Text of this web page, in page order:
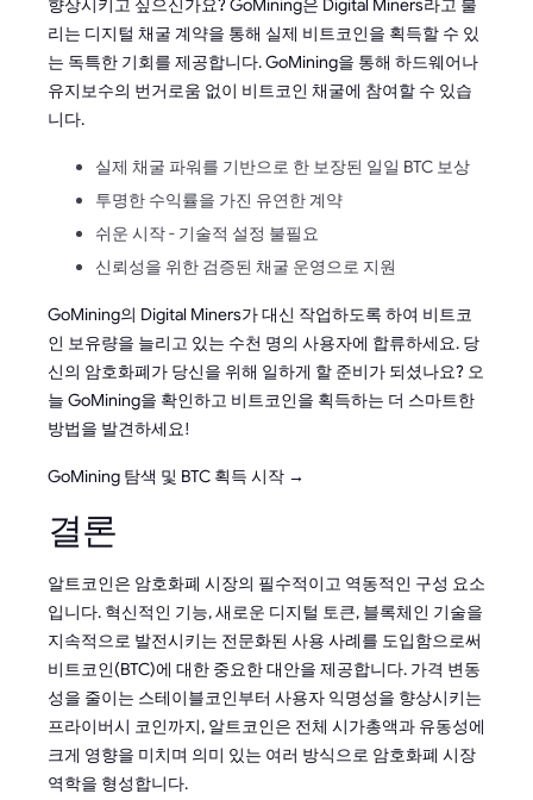
향상시키고 싶으신가요? GoMining은 Digital Miners라고 불
리는 디지털 채굴 계약을 통해 실제 비트코인을 획득할 수 있
는 독특한 기회를 제공합니다. GoMining을 통해 하드웨어나
유지보수의 번거로움 없이 비트코인 채굴에 참여할 수 있습
니다.
실제 채굴 파워를 기반으로 한 보장된 일일 BTC 보상
투명한 수익률을 가진 유연한 계약
쉬운 시작 - 기술적 설정 불필요
신뢰성을 위한 검증된 채굴 운영으로 지원
GoMining의 Digital Miners가 대신 작업하도록 하여 비트코
인 보유량을 늘리고 있는 수천 명의 사용자에 합류하세요. 당
신의 암호화폐가 당신을 위해 일하게 할 준비가 되셨나요? 오
늘 GoMining을 확인하고 비트코인을 획득하는 더 스마트한
방법을 발견하세요!
GoMining 탐색 및 BTC 획득 시작 →
결론
알트코인은 암호화폐 시장의 필수적이고 역동적인 구성 요소
입니다. 혁신적인 기능, 새로운 디지털 토큰, 블록체인 기술을
지속적으로 발전시키는 전문화된 사용 사례를 도입함으로써
비트코인(BTC)에 대한 중요한 대안을 제공합니다. 가격 변동
성을 줄이는 스테이블코인부터 사용자 익명성을 향상시키는
프라이버시 코인까지, 알트코인은 전체 시가총액과 유동성에
크게 영향을 미치며 의미 있는 여러 방식으로 암호화폐 시장
역학을 형성합니다.